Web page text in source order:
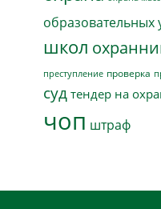
образовательных
школ
преступление проверка
суд тендер на
чоп штраф